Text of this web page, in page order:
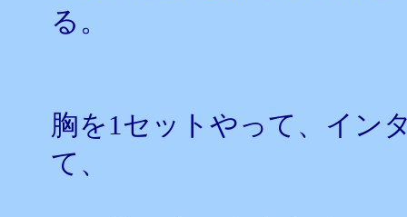
る。
胸を1セットやって、イン
て、